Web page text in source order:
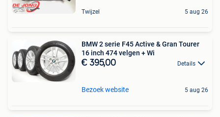
Twijzel 5 aug 26
BMW 2 serie F45 Active & Gran Tourer
16 inch 474 velgen + Wi
€ 395,00 Details
Bezoek website 5 aug 26